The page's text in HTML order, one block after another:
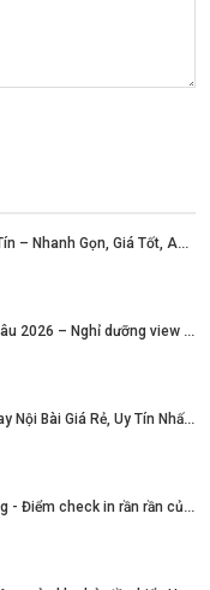
✈️ Đặt Vé Máy Bay Online Uy Tín – Nhanh Gọn, Giá Tốt, An Tâm Mỗi Hành Trình!
Top 3 resort đẹp nhất Mộc Châu 2026 – Nghỉ dưỡng view núi cực chill không thể bỏ lỡ
🚗 Kinh Nghiệm Đặt Xe Sân Bay Nội Bài Giá Rẻ, Uy Tín Nhất Hiện Nay
Resort Ngọc Sương Nha Trang - Điểm check in rần rần của những tín đồ mê phim Việt